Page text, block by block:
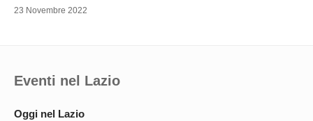
23 Novembre 2022
Eventi nel Lazio
Oggi nel Lazio